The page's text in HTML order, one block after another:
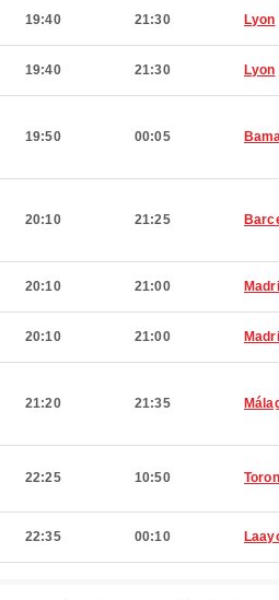
19:40 21:30 Lyon
19:40 21:30 Lyon
19:50 00:05
20:10 21:25
20:10 21:00
20:10 21:00
21:20 21:35
22:25 10:50
22:35 00:10